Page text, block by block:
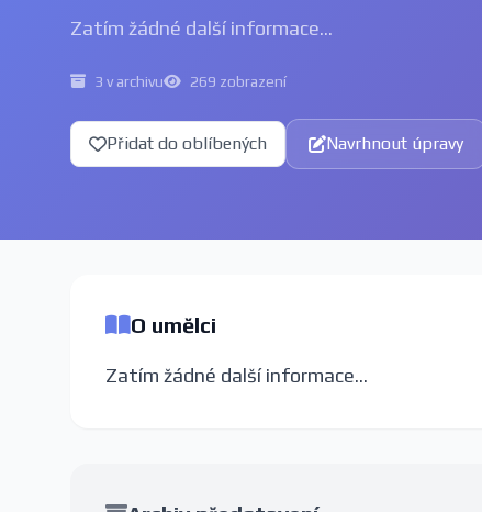
Zatím žádné další informace...
3 v archivu 269 zobrazení
Přidat do oblíbených Navrhnout úpravy
O umělci
Zatím žádné další informace...